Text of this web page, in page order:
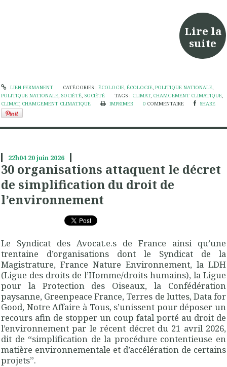
Lire la
suite
LIEN PERMANENT CATÉGORIES : ÉCOLOGIE, ÉCOLOGIE, POLITIQUE NATIONALE,
POLITIQUE NATIONALE SOCIÉTÉ SOCIÉTÉ TAGS : CLIMAT, CHAMGEMENT CLIMATIQUE
CLIMAT, CHAMGEMENT CLIMATIQUE IMPRIMER 0 COMMENTAIRE SHARE
22h04 20juin 2026
30 organisations attaquent le décret
de simplification du droit de
l’environnement
Le Syndicat des Avocat.e.s de France ainsi qu’une
trentaine d’organisations dont le Syndicat de la
Magistrature, France Nature Environnement, la LDH
(Ligue des droits de l’Homme/droits humains), la Ligue
pour la Protection des Oiseaux, la Confédération
paysanne, Greenpeace France, Terres de luttes, Data for
Good, Notre Affaire à Tous, s’unissent pour déposer un
recours afin de stopper un coup fatal porté au droit de
l’environnement par le récent décret du 21 avril 2026,
dit de “simplification de la procédure contentieuse en
matière environnementale et d’accélération de certains
projets”.